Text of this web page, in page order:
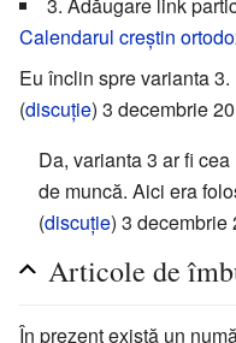
Calendarul creştin
Eu înclin spre varianta
(discuție) 3 decembrie
Da, varianta 3 ar fi
de muncă. Aici era
(discuție) 3 decembrie
Articole de
În prezent există un